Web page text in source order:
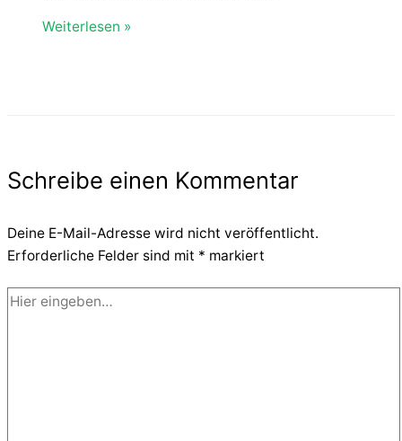
Weiterlesen »
Schreibe einen Kommentar
Deine E-Mail-Adresse wird nicht veröffentlicht.
Erforderliche Felder sind mit * markiert
Hier